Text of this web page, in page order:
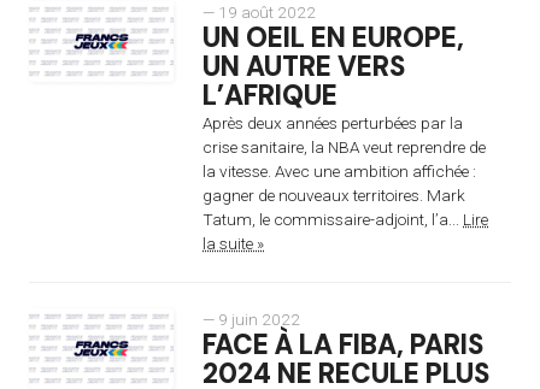
— 19 août 2022
UN OEIL EN EUROPE,
UN AUTRE VERS
L’AFRIQUE
Après deux années perturbées par la
crise sanitaire, la NBA veut reprendre de
la vitesse. Avec une ambition affichée :
gagner de nouveaux territoires. Mark
Tatum, le commissaire-adjoint, l’a... Lire
la suite »
— 9 juin 2022
FACE À LA FIBA, PARIS
2024 NE RECULE PLUS